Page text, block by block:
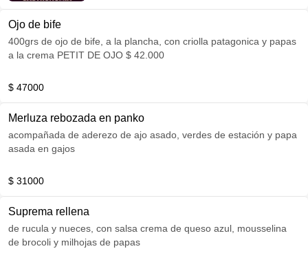
Ojo de bife
400grs de ojo de bife, a la plancha, con criolla patagonica y papas
a la crema PETIT DE OJO $ 42.000
$ 47000
Merluza rebozada en panko
acompañada de aderezo de ajo asado, verdes de estación y papa
asada en gajos
$ 31000
Suprema rellena
de rucula y nueces, con salsa crema de queso azul, mousselina
de brocoli y milhojas de papas